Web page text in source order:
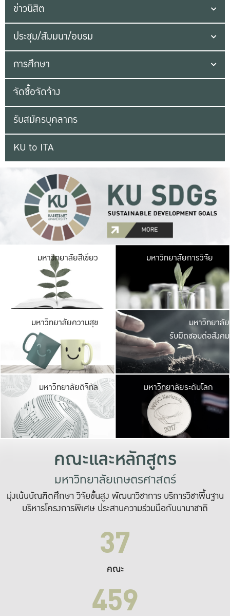
ข่าวนิสิต
ประชุม/สัมมนา/อบรม
การศึกษา
จัดซื้อจัดจ้าง
รับสมัครบุคลากร
KU to ITA
มหาวิทยาลัยสีเขียว มหาวิ
มีพื้นที่เขียวสดใส
เป็นป่าในเมือง เกษต
มหาวิทยาลัยการวิจัย
มหาวิทยาลัยความสุข มหาวิ
ค
เปิดประ
และพบเรื่องราวใ
มหาวิทยาลัย
รับผิดชอบต่อสังคม
มหาวิทยาลัยดิจิทัล มหาวิ
เปลี่ยนแปลง แล
เพื่อทำง
ระบบสารสนเทศ
มหาวิทยาลัยระดับโลก
คณะและหลักสูตร
มหาวิทยาลัยเกษตรศาสตร์
มุ่งเน้นบัณฑิตศึกษา วิจัยขั้นสูง พัฒนาวิชาการ บริการวิชาพื้นฐาน
บริหารโครงการพิเศษ ประสานความร่วมมือกับนานาชาติ
37
คณะ
459